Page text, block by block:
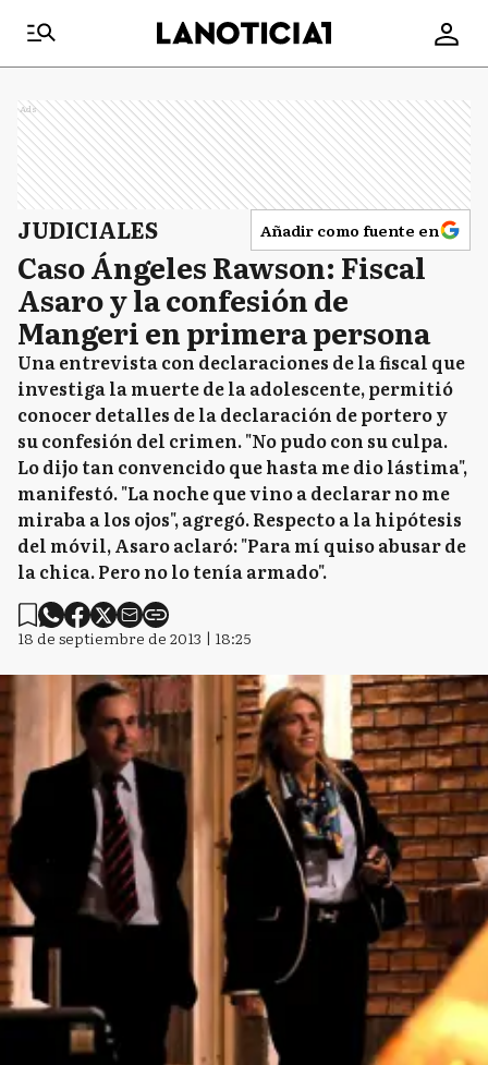
Ads
JUDICIALES Añadir como fuente en
Caso Ángeles Rawson: Fiscal
Asaro y la confesión de
Mangeri en primera persona
Una entrevista con declaraciones de la fiscal que
investiga la muerte de la adolescente, permitió
conocer detalles de la declaración de portero y
su confesión del crimen. "No pudo con su culpa.
Lo dijo tan convencido que hasta me dio lástima",
manifestó. "La noche que vino a declarar no me
miraba a los ojos", agregó. Respecto a la hipótesis
del móvil, Asaro aclaró: "Para mí quiso abusar de
la chica. Pero no lo tenía armado".
18 de septiembre de 2013 | 18:25